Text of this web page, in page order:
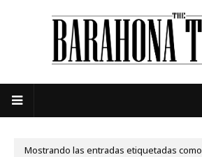
Mostrando las entradas etiquetadas como